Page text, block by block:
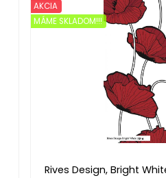
Rives Design, Bright
AKCIA
MÁME SKLADOM!!!